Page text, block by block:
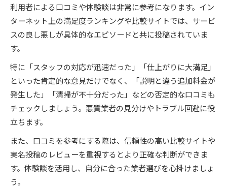
利用者による口コミや体験談は非常に参考になります。イン
ターネット上の満足度ランキングや比較サイトでは、サービ
スの良し悪しが具体的なエピソードと共に投稿されていま
す。
特に「スタッフの対応が迅速だった」「仕上がりに大満足」
といった肯定的な意見だけでなく、「説明と違う追加料金が
発生した」「清掃が不十分だった」などの否定的な口コミも
チェックしましょう。悪質業者の見分けやトラブル回避に役
立ちます。
また、口コミを参考にする際は、信頼性の高い比較サイトや
実名投稿のレビューを重視するとより正確な判断ができま
す。体験談を活用し、自分に合った業者選びを心掛けましょ
う。